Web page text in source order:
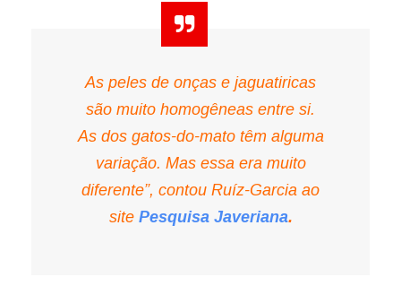
As peles de onças e jaguatiricas
são muito homogêneas entre si.
As dos gatos-do-mato têm alguma
variação. Mas essa era muito
diferente”, contou Ruíz-Garcia ao
site Pesquisa Javeriana.